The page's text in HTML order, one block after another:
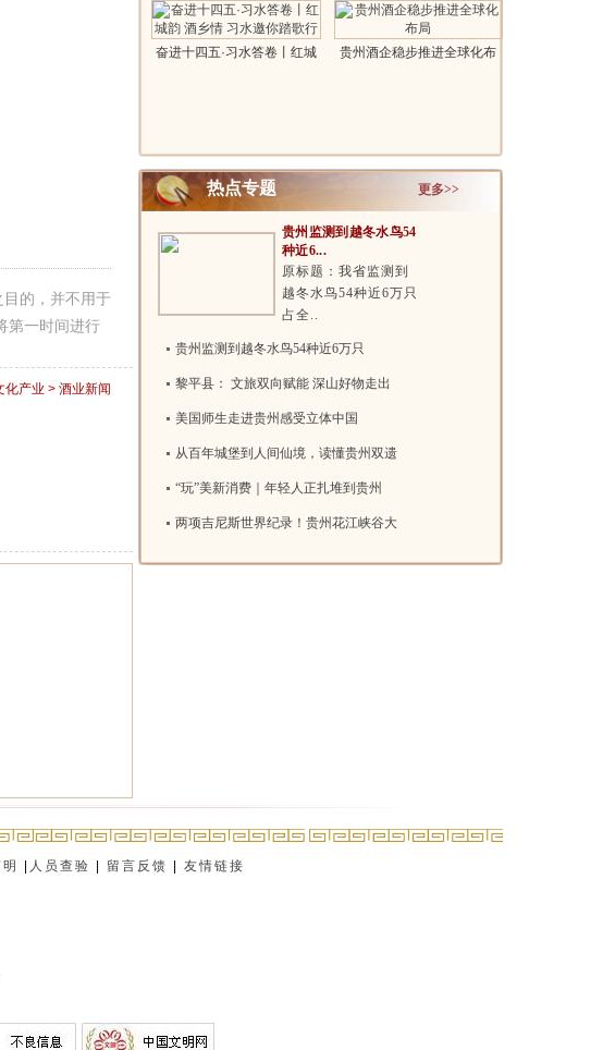
的，并不用于
第一时间进行
化产业 > 酒业新闻
奋进十四五·习水答卷丨红城
贵州酒企稳步推进全球化布
热点专题 更多>>
贵州监测到越冬水鸟54
种近6...
原标题：我省监测到
越冬水鸟54种近6万只
占全..
贵州监测到越冬水鸟54种近6万只
黎平县： 文旅双向赋能 深山好物走出
美国师生走进贵州感受立体中国
从百年城堡到人间仙境，读懂贵州双遗
“玩”美新消费｜年轻人正扎堆到贵州
两项吉尼斯世界纪录！贵州花江峡谷大
人员查验 留言反馈 友情链接